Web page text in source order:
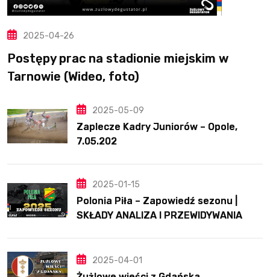
2025-04-26
Postępy prac na stadionie miejskim w
Tarnowie (Wideo, foto)
2025-05-09
Zaplecze Kadry Juniorów – Opole,
7.05.202
2025-01-15
Polonia Piła – Zapowiedź sezonu |
SKŁADY ANALIZA I PRZEWIDYWANIA
2025-04-01